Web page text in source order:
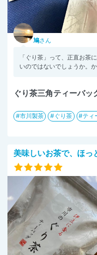
鳩さん
「ぐり茶」って、正直お茶
いのではないでしょうか。
ぐり茶三角ティーバッ
市川製茶 ぐり茶
ティ
美味しいお茶で、ほっ